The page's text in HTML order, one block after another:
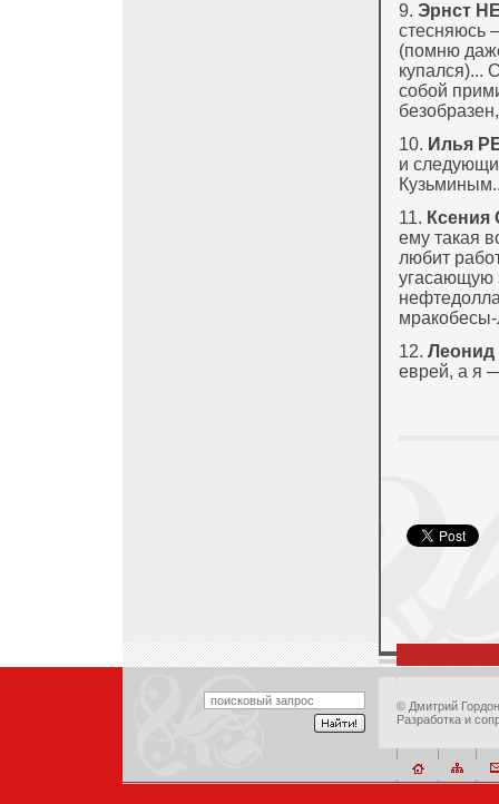
9. Эрнст
стесняюсь
(помню
купался)...
собой
10. Илья
и
11.
ему такая
любит
угасающую
12.
еврей, а я
© Дмитрий Гордон
Разработка и